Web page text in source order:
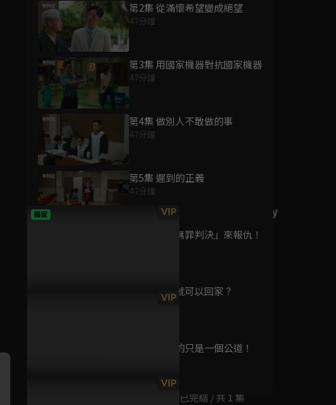
第2集 從滿懷希望變成絕望
47分鐘
第3集 用國家機器對抗國家機器
47分鐘
第4集 做別人不敢做的事
47分鐘
第5集 遲到的正義
47分鐘
第6集 用「無罪判決」來報仇！
第7集 認罪就可以回家？
第8集 我要的只是一個公道！
為您推薦
VIP
獨家
2019 HIStory Party
精彩記錄
已完結 / 共 2 集
VIP我是泰灣人
VIP
已完結 / 共 1 集